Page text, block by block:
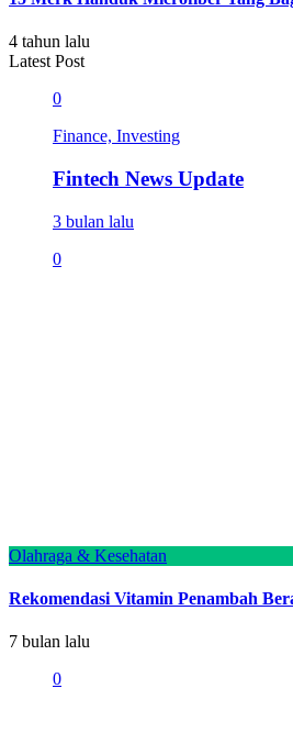
4 tahun lalu
Latest Post
0
Finance, Investing
Fintech News Update
3 bulan lalu
0
Olahraga & Kesehatan
Rekomendasi Vitamin Penambah
7 bulan lalu
0